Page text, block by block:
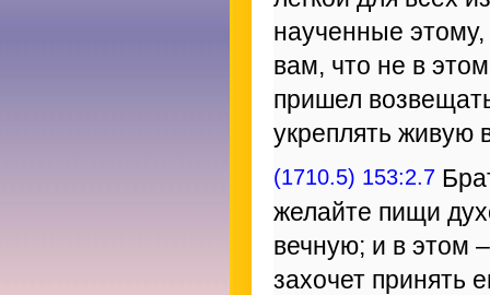
наученные
вам, что не в
пришел
укреплять живую
(1710.5) 153:2.7
желайте пищи
вечную; и в этом
захочет принять